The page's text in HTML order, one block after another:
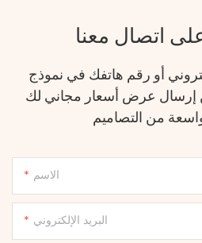
اتصال معنا
أو رقم هاتفك في نموذج
إرسال عرض أسعار مجاني لك
من التصاميم
الاسم
البريد الإلكتروني